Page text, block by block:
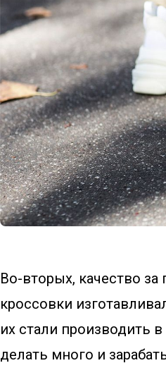
Во-вторых, качество
кроссовки
их стали производить
делать много и